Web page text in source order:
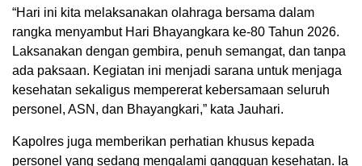
“Hari ini kita melaksanakan olahraga bersama dalam
rangka menyambut Hari Bhayangkara ke-80 Tahun 2026.
Laksanakan dengan gembira, penuh semangat, dan tanpa
ada paksaan. Kegiatan ini menjadi sarana untuk menjaga
kesehatan sekaligus mempererat kebersamaan seluruh
personel, ASN, dan Bhayangkari,” kata Jauhari.
Kapolres juga memberikan perhatian khusus kepada
personel yang sedang mengalami gangguan kesehatan. Ia